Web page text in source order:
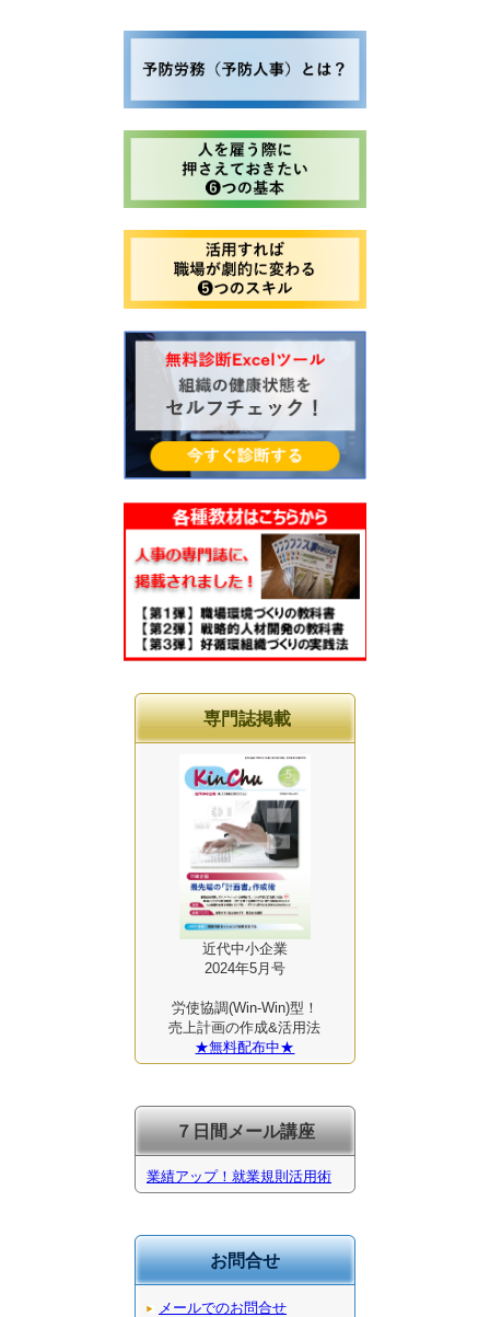
専門誌掲載
近代中小企業
2024年5月号
労使協調(Win-Win)型！
売上計画の作成&活用法
★無料配布中★
７日間メール講座
業績アップ！就業規則活用術
お問合せ
メールでのお問合せ